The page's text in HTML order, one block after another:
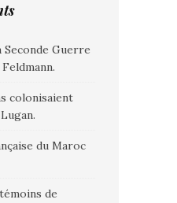
Guerre
colonisaient
du Maroc
de